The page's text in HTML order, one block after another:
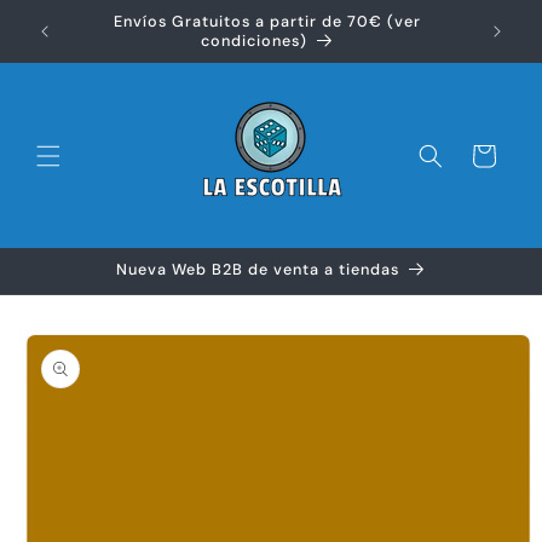
directamenteEnvíos Gratuitos a partir de 70€ (ver
condiciones)
Carrito
Nueva Web B2B de venta a tiendas
directamente
a la
información